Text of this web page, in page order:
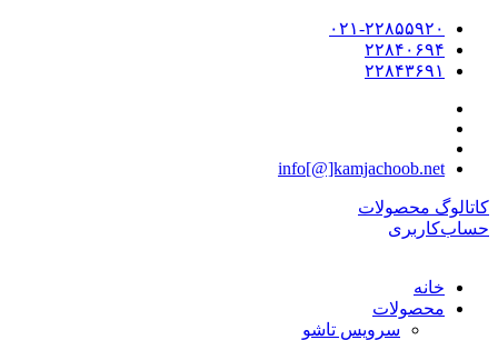
۰۲۱-۲۲۸۵۵۹۲۰
۲۲۸۴۰۶۹۴
۲۲۸۴۳۶۹۱
info[@]kamjachoob.net
کاتالوگ محصولات
حساب‌کاربری
خانه
محصولات
سرویس تاشو